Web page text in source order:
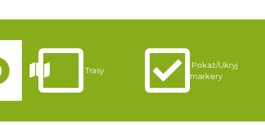
Trasy
Pokaż/Ukryj
markery